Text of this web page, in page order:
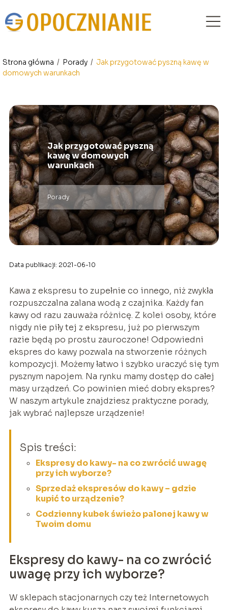
Strona główna / Porady / Jak przygotować pyszną kawę w
domowych warunkach
Jak przygotować pyszną
kawę w domowych
warunkach
Porady
Data publikacji: 2021-06-10
Kawa z ekspresu to zupełnie co innego, niż zwykła
rozpuszczalna zalana wodą z czajnika. Każdy fan
kawy od razu zauważa różnicę. Z kolei osoby, które
nigdy nie piły tej z ekspresu, już po pierwszym
razie będą po prostu zauroczone! Odpowiedni
ekspres do kawy pozwala na stworzenie różnych
kompozycji. Możemy łatwo i szybko uraczyć się tym
pysznym napojem. Na rynku mamy dostęp do całej
masy urządzeń. Co powinien mieć dobry ekspres?
W naszym artykule znajdziesz praktyczne porady,
jak wybrać najlepsze urządzenie!
Spis treści:
Ekspresy do kawy- na co zwrócić uwagę
przy ich wyborze?
Sprzedaż ekspresów do kawy – gdzie
kupić to urządzenie?
Codzienny kubek świeżo palonej kawy w
Twoim domu
Ekspresy do kawy- na co zwrócić
uwagę przy ich wyborze?
W sklepach stacjonarnych czy też Internetowych